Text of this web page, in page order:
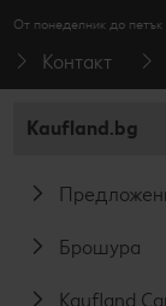
От понеделник до петък
Контакт
Kaufland.bg
Брошура
Kaufland